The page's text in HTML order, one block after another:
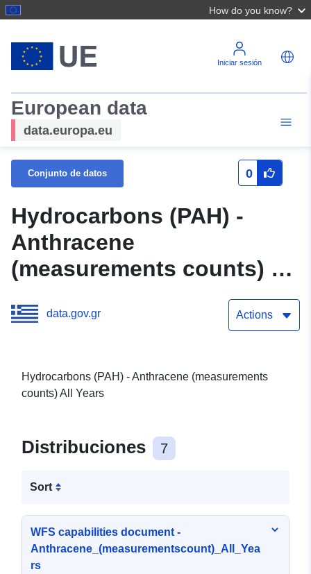
How do you know?
Iniciar sesión
European data
data.europa.eu
Conjunto de datos 0
Hydrocarbons (PAH) -
Anthracene
(measurements counts) All
data.gov.gr Actions
Hydrocarbons (PAH) - Anthracene (measurements
counts) All Years
Distribuciones 7
Sort
WFS capabilities document -
Anthracene_(measurementscount)_All_Yea
rs